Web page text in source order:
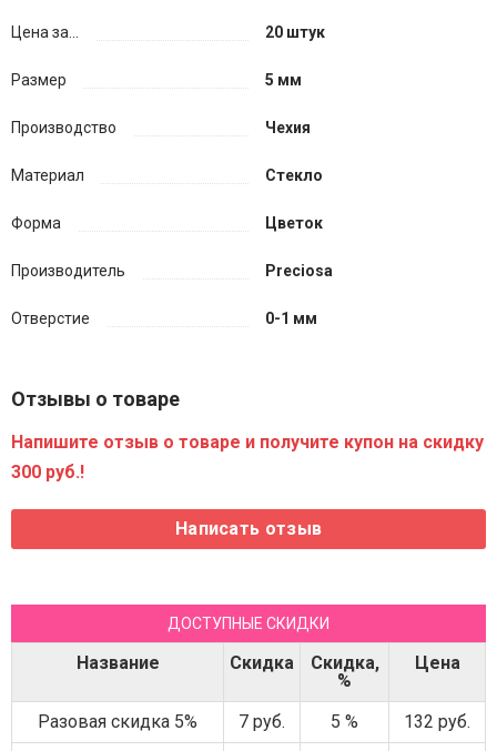
Цена за... 20 штук
Размер 5 мм
Производство Чехия
Материал Стекло
Форма Цветок
Производитель Preciosa
Отверстие 0-1 мм
Отзывы о товаре
Напишите отзыв о товаре и получите купон на скидку
300 руб.!
ДОСТУПНЫЕ СКИДКИ
Название Скидка
Скидка,
%
Цена
Разовая скидка 5% 7 руб. 5 %
132 руб.